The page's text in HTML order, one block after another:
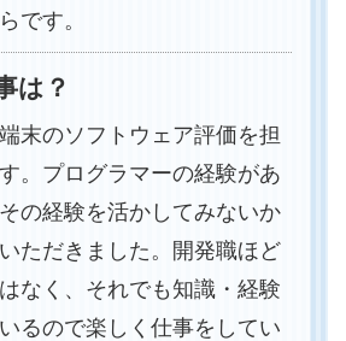
です。
は？
末のソフトウェア評価を担
。プログラマーの経験があ
の経験を活かしてみないか
ただきました。開発職ほど
なく、それでも知識・経験
るので楽しく仕事をしてい